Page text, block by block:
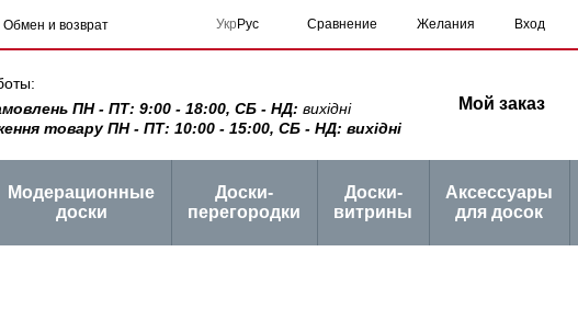
Обмен и возврат
Укр Рус Сравнение Желания Вход
ПН - ПТ: 9:00 - 18:00, СБ - НД: вихідні
товару ПН - ПТ: 10:00 - 15:00, СБ - НД: вихідні
Мой заказ
Модерационные
доски
Доски-
перегородки
Доски-
витрины
Аксессуары
для досок